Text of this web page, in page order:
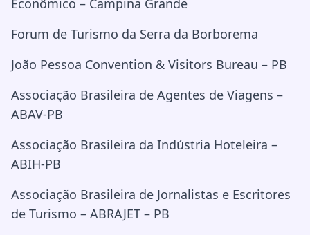
Econômico – Campina Grande
Forum de Turismo da Serra da Borborema
João Pessoa Convention & Visitors Bureau – PB
Associação Brasileira de Agentes de Viagens –
ABAV-PB
Associação Brasileira da Indústria Hoteleira –
ABIH-PB
Associação Brasileira de Jornalistas e Escritores
de Turismo – ABRAJET – PB